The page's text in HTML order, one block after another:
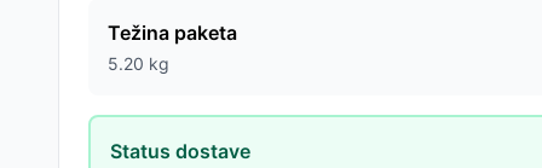
Težina paketa
5.20 kg
Status dostave